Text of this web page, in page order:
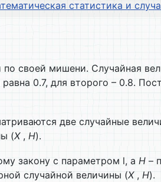
статистика и
своей мишени. Случайная
0.7, для второго – 0.8.
две случайные
(X, H).
закону с параметром l, а H –
случайной величины (X, H).